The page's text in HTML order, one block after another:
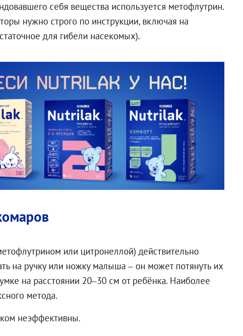
себя вещества используется метофлутрин.
нужно строго по инструкции, включая на
для гибели насекомых).
или цитронеллой) действительно
на ручку или ножку малыша – он может потянуть их
на расстоянии 20–30 см от ребёнка. Наиболее
метода.
неэффективны.